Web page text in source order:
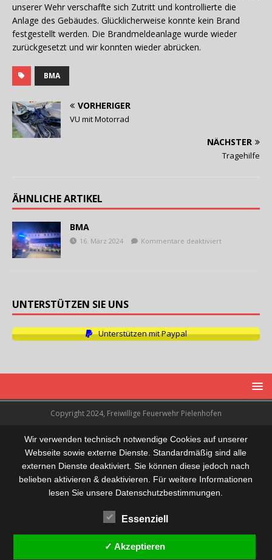
unserer Wehr verschaffte sich Zutritt und kontrollierte die
Anlage des Gebäudes. Glücklicherweise konnte kein Brand
festgestellt werden. Die Brandmeldeanlage wurde wieder
zurückgesetzt und wir konnten wieder abrücken.
BMA
VORHERIGER
VU mit Motorrad
NÄCHSTER
Tragehilfe
ÄHNLICHE ARTIKEL
BMA
16. März 2024 Kommentare deaktiviert
UNTERSTÜTZEN SIE UNS
Unterstützen mit Paypal
Copyright 2024, Freiwillige Feuerwehr Pielenhofen
Wir verwenden technisch notwendige Cookies auf unserer
Webseite sowie externe Dienste. Standardmäßig sind alle
externen Dienste deaktiviert. Sie können diese jedoch nach
belieben aktivieren & deaktivieren. Für weitere Informationen
lesen Sie unsere Datenschutzbestimmungen.
Essenziell
✓ Akzeptieren